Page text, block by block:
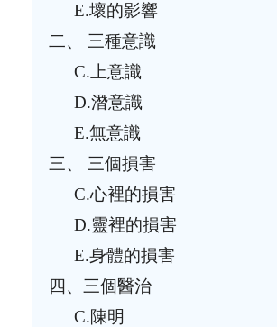
E.壞的影響
二、
三種意識
C. 上意識
D.潛意識
E.無意識
三、
三個損害
C.心裡的損害
D.靈裡的損害
E.身體的損害
四、 三個醫治
C.陳明